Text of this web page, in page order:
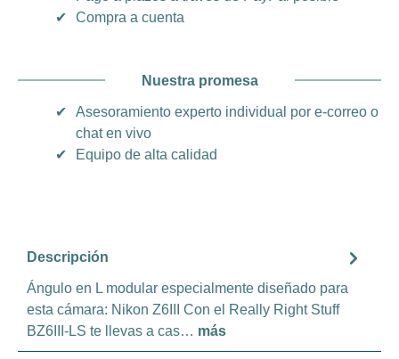
✔
Compra a cuenta
Nuestra promesa
✔
Asesoramiento experto individual por e-correo o
chat en vivo
✔
Equipo de alta calidad
Descripción
Ángulo en L modular especialmente diseñado para
esta cámara: Nikon Z6III Con el Really Right Stuff
BZ6III-LS te llevas a cas… más